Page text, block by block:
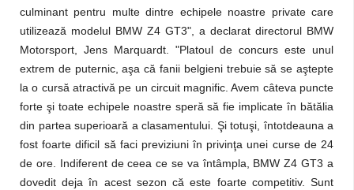
culminant pentru multe dintre echipele noastre private care
utilizează modelul BMW Z4 GT3", a declarat directorul BMW
Motorsport, Jens Marquardt. "Platoul de concurs este unul
extrem de puternic, aşa că fanii belgieni trebuie să se aştepte
la o cursă atractivă pe un circuit magnific. Avem câteva puncte
forte şi toate echipele noastre speră să fie implicate în bătălia
din partea superioară a clasamentului. Şi totuşi, întotdeauna a
fost foarte dificil să faci previziuni în privinţa unei curse de 24
de ore. Indiferent de ceea ce se va întâmpla, BMW Z4 GT3 a
dovedit deja în acest sezon că este foarte competitiv. Sunt